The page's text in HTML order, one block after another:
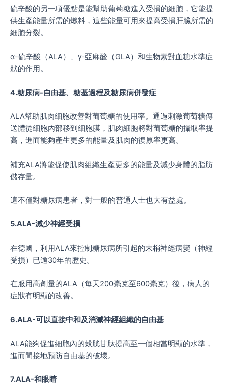
硫辛酸的另一項優點是能幫助葡萄糖進入受損的細胞，它能提
供生產能量所需的燃料，這些能量可用來提高受損肝臟所需的
細胞分裂。
ɑ-硫辛酸（ALA）、γ-亞麻酸（GLA）和生物素對血糖水準症
狀的作用。
4.糖尿病-自由基、糖基過程及糖尿病併發症
ALA幫助肌肉細胞改善對葡萄糖的使用率。通過刺激葡萄糖傳
送體從細胞內部移到細胞膜，肌肉細胞將對葡萄糖的攝取率提
高，進而能夠產生更多的能量及肌肉的復原率更高。
補充ALA將能促使肌肉組織生產更多的能量及減少身體的脂肪
儲存量。
這不僅對糖尿病患者，對一般的普通人士也大有益處。
5.ALA-減少神經受損
在德國，利用ALA來控制糖尿病所引起的末梢神經病變（神經
受損）已逾30年的歷史。
在服用高劑量的ALA（每天200毫克至600毫克）後，病人的
症狀有明顯的改善。
6.ALA-可以直接中和及消減神經組織的自由基
ALA能夠促進細胞內的穀胱甘肽提高至一個相當明顯的水準，
進而間接地預防自由基的破壞。
7.ALA-和眼睛